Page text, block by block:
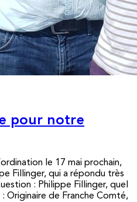
pour notre
le 17 mai prochain,
Fillinger, qui a répondu très
: Philippe Fillinger, quel
Originaire de Franche Comté,